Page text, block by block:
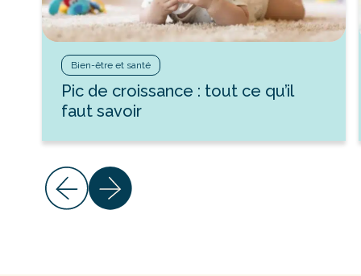
Bien-être et santé
Pic de croissance : tout ce qu’il
faut savoir